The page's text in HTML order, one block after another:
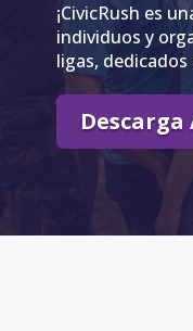
¡CivicRush es
individuos y
ligas,
Descarga